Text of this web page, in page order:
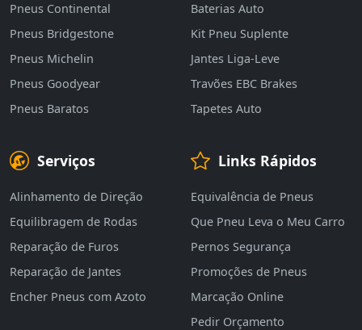
Pneus Continental
Pneus Bridgestone
Pneus Michelin
Pneus Goodyear
Pneus Baratos
Baterias Auto
Kit Pneu Suplente
Jantes Liga-Leve
Travões EBC Brakes
Tapetes Auto
Serviços
Alinhamento de Direção
Equilibragem de Rodas
Reparação de Furos
Reparação de Jantes
Encher Pneus com Azoto
Links Rápidos
Equivalência de Pneus
Que Pneu Leva o Meu Carro
Pernos Segurança
Promoções de Pneus
Marcação Online
Pedir Orçamento